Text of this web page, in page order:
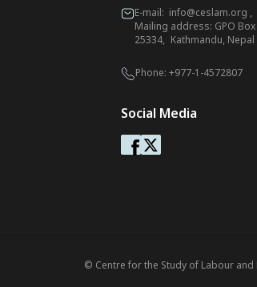
E-mail: info@ceslam.org ,
Mailing address: GPO Box
25334, Kathmandu, Nepal
Phone: +977-1-4572807
Social Media
© Centre for the Study of Labour and